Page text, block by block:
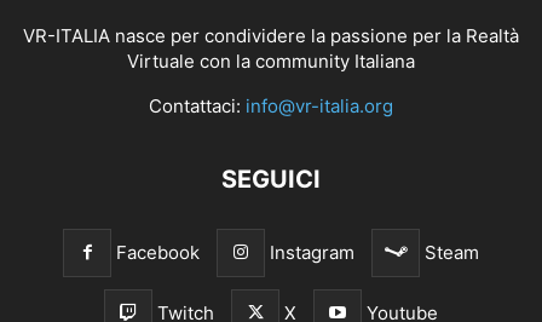
VR-ITALIA nasce per condividere la passione per la Realtà
Virtuale con la community Italiana
Contattaci: info@vr-italia.org
SEGUICI
Facebook Instagram Steam
Twitch X Youtube